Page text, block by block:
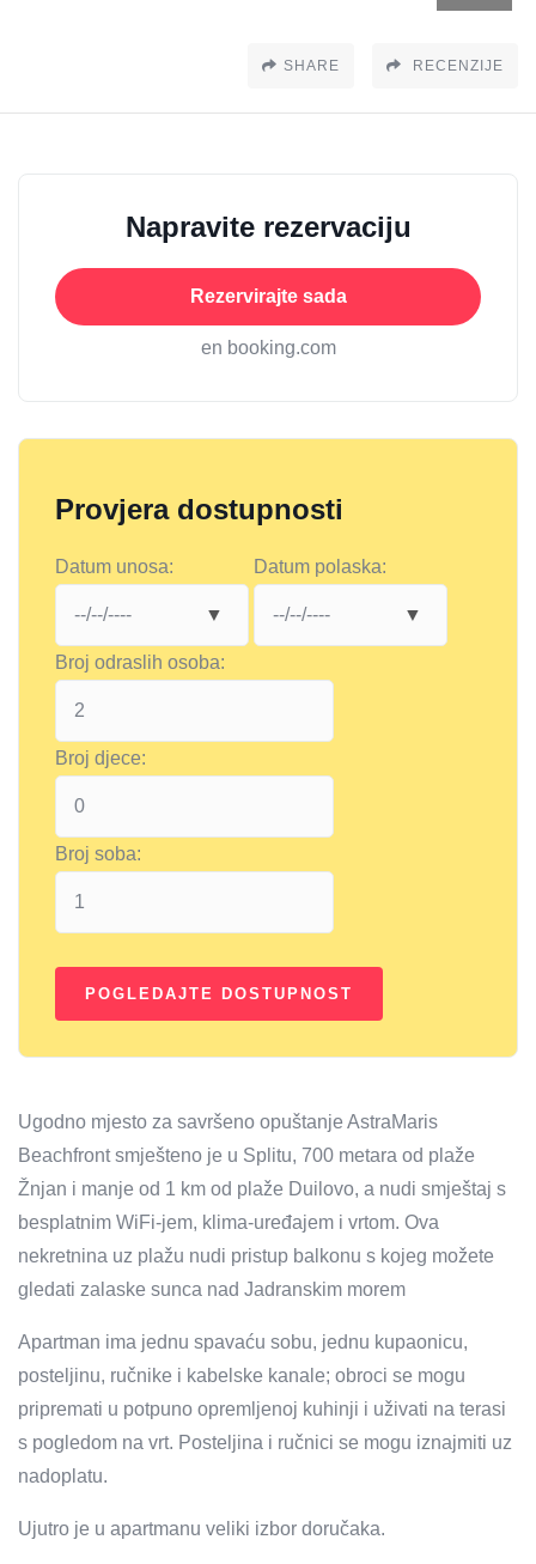
SHARE RECENZIJE
Napravite rezervaciju
Rezervirajte sada
en booking.com
Provjera dostupnosti
Datum unosa: Datum polaska:
Broj odraslih osoba:
Broj djece:
Broj soba:
Ugodno mjesto za savršeno opuštanje AstraMaris
Beachfront smješteno je u Splitu, 700 metara od plaže
Žnjan i manje od 1 km od plaže Duilovo, a nudi smještaj s
besplatnim WiFi-jem, klima-uređajem i vrtom. Ova
nekretnina uz plažu nudi pristup balkonu s kojeg možete
gledati zalaske sunca nad Jadranskim morem
Apartman ima jednu spavaću sobu, jednu kupaonicu,
posteljinu, ručnike i kabelske kanale; obroci se mogu
pripremati u potpuno opremljenoj kuhinji i uživati ​​na terasi
s pogledom na vrt. Posteljina i ručnici se mogu iznajmiti uz
nadoplatu.
Ujutro je u apartmanu veliki izbor doručaka.